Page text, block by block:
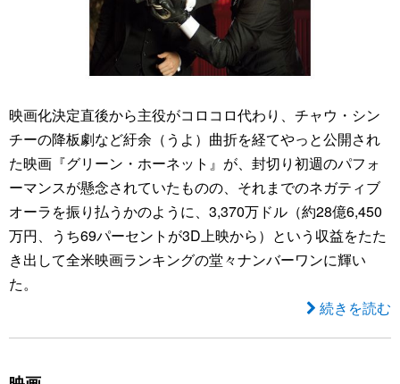
映画化決定直後から主役がコロコロ代わり、チャウ・シン
チーの降板劇など紆余（うよ）曲折を経てやっと公開され
た映画『グリーン・ホーネット』が、封切り初週のパフォ
ーマンスが懸念されていたものの、それまでのネガティブ
オーラを振り払うかのように、3,370万ドル（約28億6,450
万円、うち69パーセントが3D上映から）という収益をたた
き出して全米映画ランキングの堂々ナンバーワンに輝い
た。
続きを読む